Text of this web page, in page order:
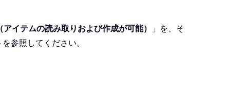
アイテムの読み取りおよび作成が可能）
」を、そ
参照してください。